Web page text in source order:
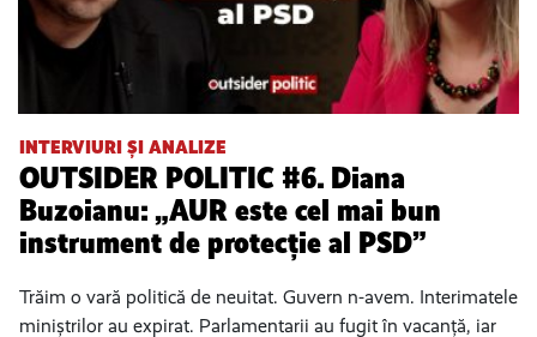
INTERVIURI ȘI ANALIZE
OUTSIDER POLITIC #6. Diana
Buzoianu: „AUR este cel mai bun
instrument de protecție al PSD”
Trăim o vară politică de neuitat. Guvern n-avem. Interimatele
miniștrilor au expirat. Parlamentarii au fugit în vacanță, iar